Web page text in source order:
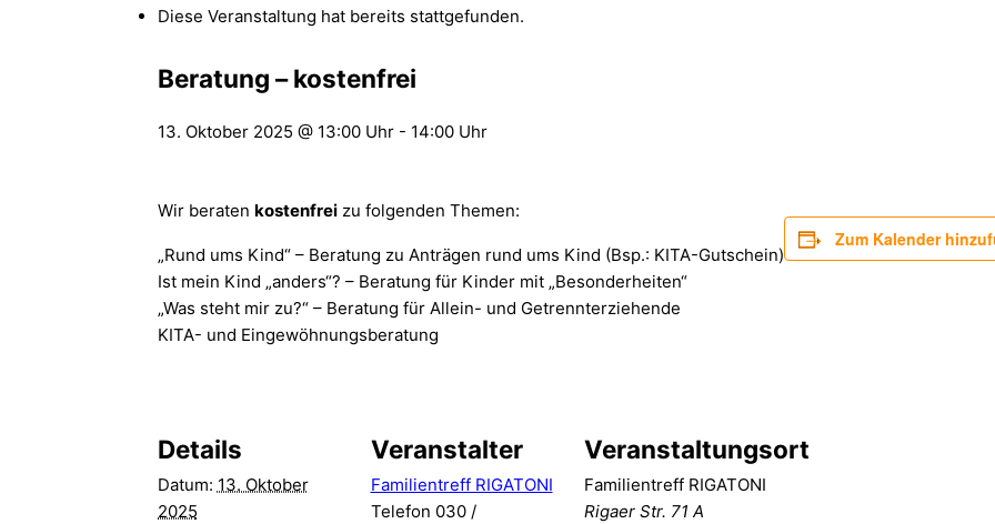
Diese Veranstaltung hat bereits stattgefunden.
Beratung – kostenfrei
13. Oktober 2025 @ 13:00 Uhr- 14:00 Uhr
Wir beraten kostenfreizu folgenden Themen:
„Rund ums Kind“ – Beratung zu Anträgen rund ums Kind (Bsp.: KITA-Gutschein)
Ist mein Kind „anders“? – Beratung für Kinder mit „Besonderheiten“
„Was steht mir zu?“ – Beratung für Allein- und Getrennterziehende
KITA- und Eingewöhnungsberatung
Zum Kalender
Details
Datum: 13. Oktober
2025
Veranstalter
Familientreff RIGATONI
Telefon 030 /
Veranstaltungsort
Familientreff RIGATONI
Rigaer Str. 71 A